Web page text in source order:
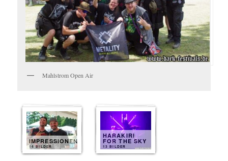
Mahlstrom Open Air
IMPRESSIONEN
14 BILDER
HARAKIRI
FOR THE SKY
13 BILDER